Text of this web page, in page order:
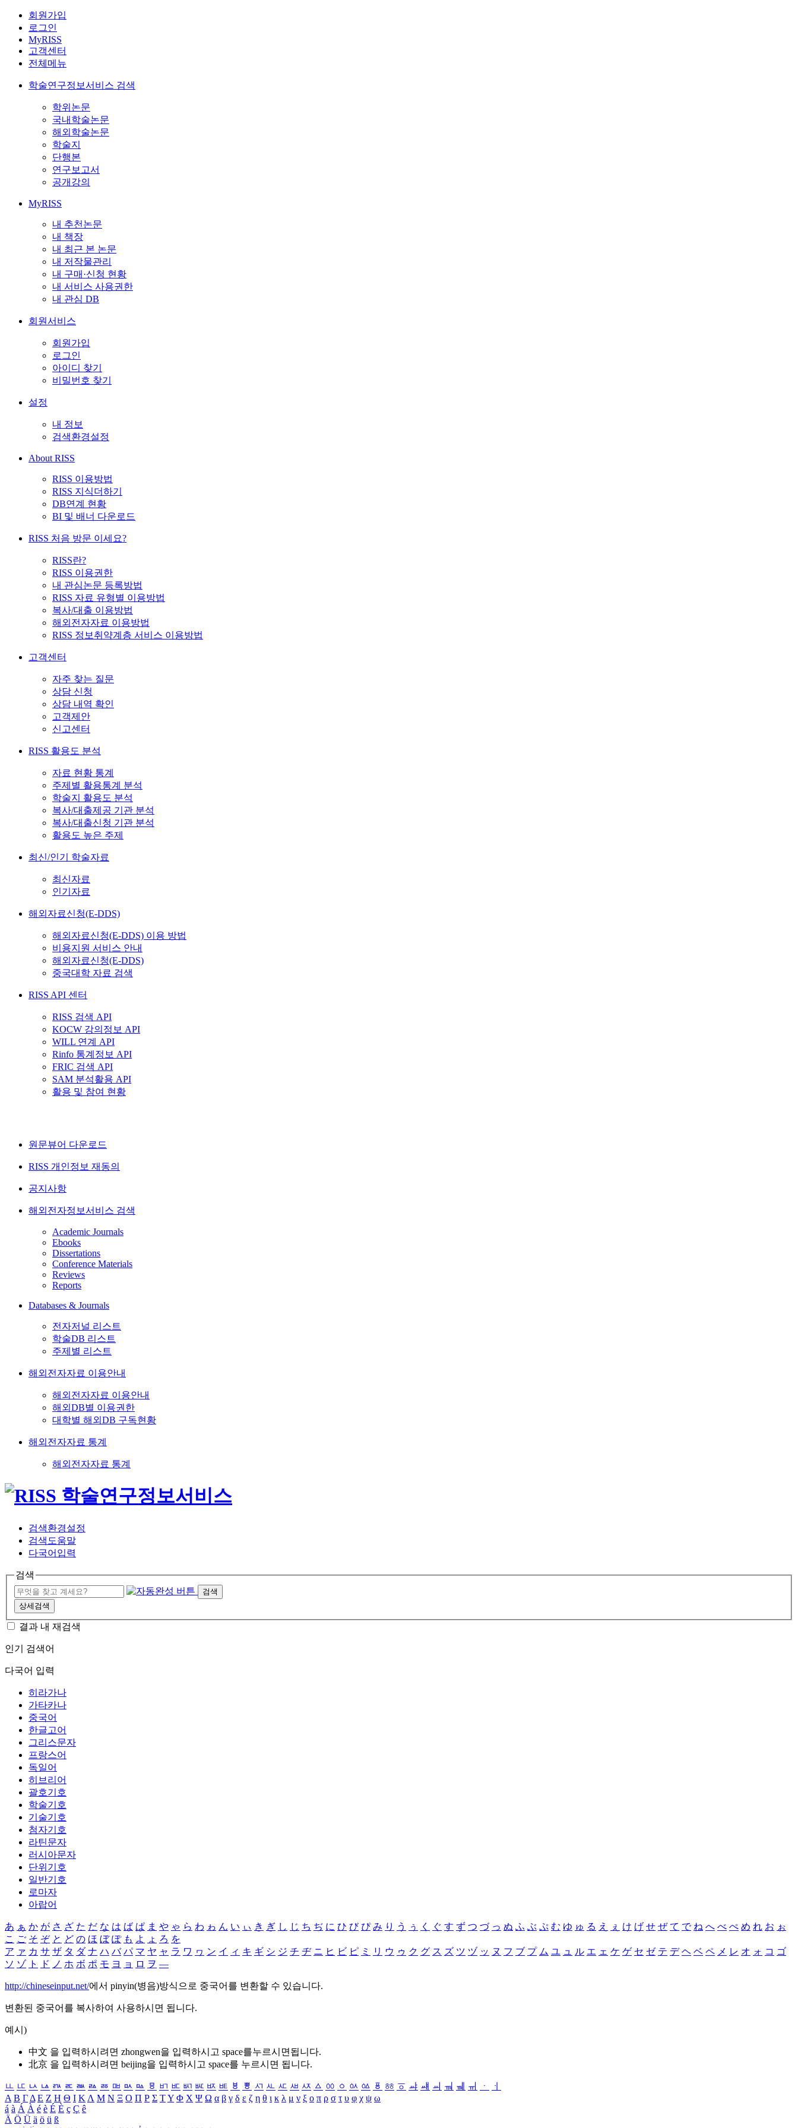
회원가입
로그인
MyRISS
고객센터
전체메뉴
학술연구정보서비스 검색
학위논문
국내학술논문
해외학술논문
학술지
단행본
연구보고서
공개강의
MyRISS
내 추천논문
내 책장
내 최근 본 논문
내 저작물관리
내 구매·신청 현황
내 서비스 사용권한
내 관심 DB
회원서비스
회원가입
로그인
아이디 찾기
비밀번호 찾기
설정
내 정보
검색환경설정
About RISS
RISS 이용방법
RISS 지식더하기
DB연계 현황
BI 및 배너 다운로드
RISS 처음 방문 이세요?
RISS란?
RISS 이용권한
내 관심논문 등록방법
RISS 자료 유형별 이용방법
복사/대출 이용방법
해외전자자료 이용방법
RISS 정보취약계층 서비스 이용방법
고객센터
자주 찾는 질문
상담 신청
상담 내역 확인
고객제안
신고센터
RISS 활용도 분석
자료 현황 통계
주제별 활용통계 분석
학술지 활용도 분석
복사/대출제공 기관 분석
복사/대출신청 기관 분석
활용도 높은 주제
최신/인기 학술자료
최신자료
인기자료
해외자료신청(E-DDS)
해외자료신청(E-DDS) 이용 방법
비용지원 서비스 안내
해외자료신청(E-DDS)
중국대학 자료 검색
RISS API 센터
RISS 검색 API
KOCW 강의정보 API
WILL 연계 API
Rinfo 통계정보 API
FRIC 검색 API
SAM 분석활용 API
활용 및 참여 현황
원문뷰어 다운로드
RISS 개인정보 재동의
공지사항
해외전자정보서비스 검색
Academic Journals
Ebooks
Dissertations
Conference Materials
Reviews
Reports
Databases & Journals
전자저널 리스트
학술DB 리스트
주제별 리스트
해외전자자료 이용안내
해외전자자료 이용안내
해외DB별 이용권한
대학별 해외DB 구독현황
해외전자자료 통계
해외전자자료 통계
검색환경설정
검색도움말
다국어입력
검색
검색
상세검색
결과 내 재검색
인기 검색어
다국어 입력
히라가나
가타카나
중국어
한글고어
그리스문자
프랑스어
독일어
히브리어
괄호기호
학술기호
기술기호
첨자기호
라틴문자
러시아문자
단위기호
일반기호
로마자
아랍어
あ ぁ か が さ ざ た だ な は ば ぱ ま や ゃ ら わ ゎ ん い ぃ き ぎ し じ ち ぢ に ひ び ぴ み り う ぅ く ぐ す ず つ づ っ ぬ ふ ぶ ぷ む ゆ ゅ る え ぇ け げ せ ぜ て で ね へ べ ぺ め れ お ぉ
こ ご そ ぞ と ど の ほ ぼ ぽ も よ ょ ろ を
ア ァ カ サ ザ タ ダ ナ ハ バ パ マ ヤ ャ ラ ワ ヮ ン イ ィ キ ギ シ ジ チ ヂ ニ ヒ ビ ピ ミ リ ウ ゥ ク グ ス ズ ツ ヅ ッ ヌ フ ブ プ ム ユ ュ ル エ ェ ケ ゲ セ ゼ テ デ ヘ ベ ペ メ レ オ ォ コ ゴ
ソ ゾ ト ド ノ ホ ボ ポ モ ヨ ョ ロ ヲ ―
http://chineseinput.net/에서 pinyin(병음)방식으로 중국어를 변환할 수 있습니다.
변환된 중국어를 복사하여 사용하시면 됩니다.
예시)
中文 을 입력하시려면 zhongwen을 입력하시고 space를누르시면됩니다.
北京 을 입력하시려면 beijing을 입력하시고 space를 누르시면 됩니다.
ㅥ ㅦ ㅧ ㅨ ㅩ ㅪ ㅫ ㅬ ㅭ ㅮ ㅯ ㅰ ㅱ ㅲ ㅳ ㅴ ㅵ ㅶ ㅷ ㅸ ㅹ ㅺ ㅻ ㅼ ㅽ ㅾ ㅿ ㆀ ㆁ ㆂ ㆃ ㆄ ㆅ ㆆ ㆇ ㆈ ㆉ ㆊ ㆋ ㆌ ㆍ
ㆎ
Α Β ΓΔ Ε Ζ Η Θ Ι ΚΛ Μ Ν Ξ Ο Π Ρ Σ ΤΥ Φ Χ Ψ Ω α β γ δ ε ζ η θ ι κ λ μ ν ξ ο π ρ σ τ υ φ χ ψ ω
á à Á À é è É È ç Ç ê
Ä Ö Ü ä ö ü ß